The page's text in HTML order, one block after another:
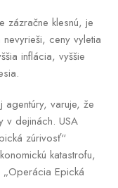
zázračne klesnú, je
ceny vyletia
inflácia, vyššie
agentúry, varuje, že
v dejinách. USA
zúrivosť“
katastrofu,
Epická